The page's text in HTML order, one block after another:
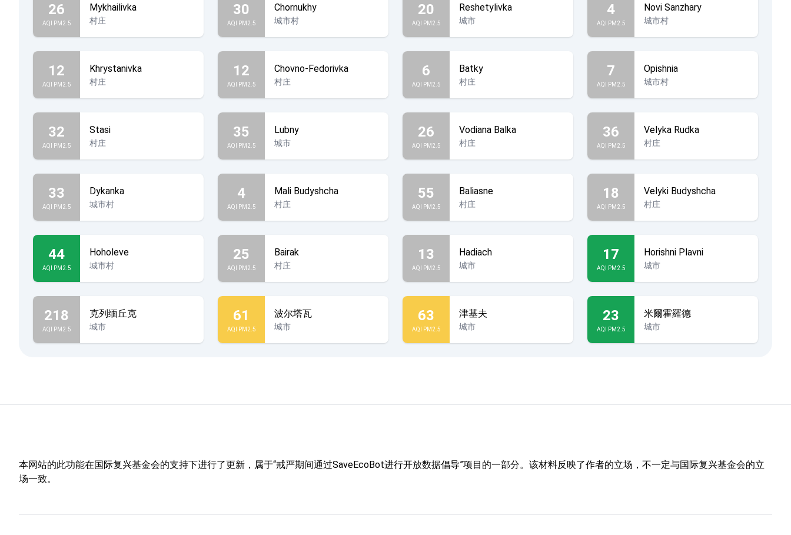
26
AQI PM2.5
Mykhailivka
村庄
30
AQI PM2.5
Chornukhy
城市村
20
AQI PM2.5
Reshetylivka
城市
4
AQI PM2.5
Novi Sanzhary
城市村
12
AQI PM2.5
Khrystanivka
村庄
12
AQI PM2.5
Chovno-Fedorivka
村庄
6
AQI PM2.5
Batky
村庄
7
AQI PM2.5
Opishnia
城市村
32
AQI PM2.5
Stasi
村庄
35
AQI PM2.5
Lubny
城市
26
AQI PM2.5
Vodiana Balka
村庄
36
AQI PM2.5
Velyka Rudka
村庄
33
AQI PM2.5
Dykanka
城市村
4
AQI PM2.5
Mali Budyshcha
村庄
55
AQI PM2.5
Baliasne
村庄
18
AQI PM2.5
Velyki Budyshcha
村庄
44
AQI PM2.5
Hoholeve
城市村
25
AQI PM2.5
Bairak
村庄
13
AQI PM2.5
Hadiach
城市
17
AQI PM2.5
Horishni Plavni
城市
218
AQI PM2.5
克列缅丘克
城市
61
AQI PM2.5
波尔塔瓦
城市
63
AQI PM2.5
津基夫
城市
23
AQI PM2.5
米爾霍羅德
城市
本网站的此功能在国际复兴基金会的支持下进行了更新，属于“戒严期间通过SaveEcoBot进行开放数据倡导”项目的一部分。该材料反映了作者的立场，不一定与国际复兴基金会的立
场一致。